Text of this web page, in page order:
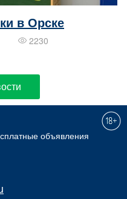
в Орске
2230
объявления